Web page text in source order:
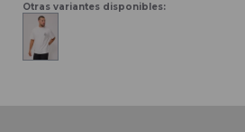
Otras variantes disponibles: